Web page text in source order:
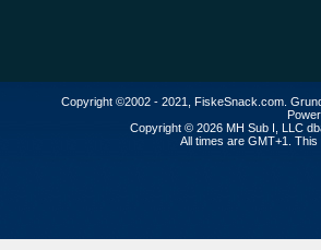
Copyright ©2002 - 2021, FiskeSnack.com.
Copyright © 2026 MH Sub I, LLC
All times are GMT+1.